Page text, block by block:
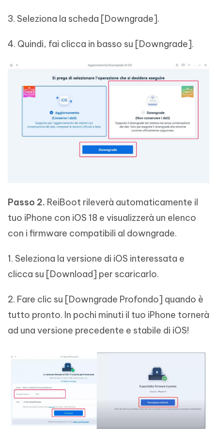
3. Seleziona la scheda [Downgrade].
4. Quindi, fai clicca in basso su [Downgrade].
Passo 2. ReiBoot rileverà automaticamente il
tuo iPhone con iOS 18 e visualizzerà un elenco
con i firmware compatibili al downgrade.
1. Seleziona la versione di iOS interessata e
clicca su [Download] per scaricarlo.
2. Fare clic su [Downgrade Profondo] quando è
tutto pronto. In pochi minuti il tuo iPhone tornerà
ad una versione precedente e stabile di iOS!